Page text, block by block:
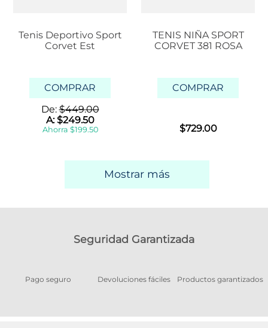
Tenis Deportivo Sport
Corvet Est
COMPRAR
De:$449.00
A:$249.50
Ahorra $199.50
TENIS NIÑA SPORT
CORVET 381 ROSA
COMPRAR
$729.00
Mostrar más
Seguridad Garantizada
Pago seguro Devoluciones fáciles Productos garantizados